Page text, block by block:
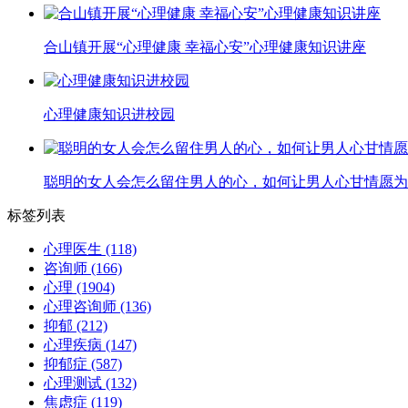
合山镇开展“心理健康 幸福心安”心理健康知识讲座
心理健康知识进校园
聪明的女人会怎么留住男人的心，如何让男人心甘情愿
标签列表
心理医生 (118)
咨询师 (166)
心理 (1904)
心理咨询师 (136)
抑郁 (212)
心理疾病 (147)
抑郁症 (587)
心理测试 (132)
焦虑症 (119)